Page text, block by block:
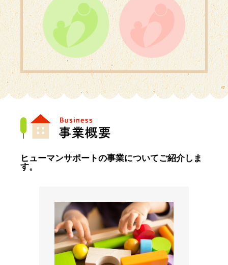
ヒューマンサポートの事業についてご紹介しま
す。